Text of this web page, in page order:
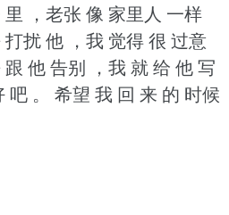
，老张 像 家里人 一样
扰 他 ，我 觉得 很 过意
他 告别 ，我 就 给 他 写
。
希望 我 回 来 的 时候